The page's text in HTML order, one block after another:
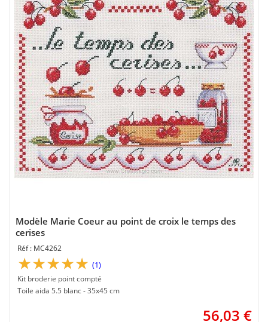
Modèle Marie Coeur au point de croix le temps des
cerises
MC4262
(1)
Kit broderie point compté
Toile aida 5.5 blanc - 35x45 cm
56,03 €